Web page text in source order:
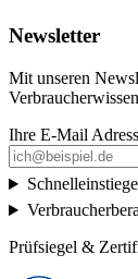
Newsletter
Mit unseren
Ihre E-Mail
Schnelleinstiege
Prüfsiegel &